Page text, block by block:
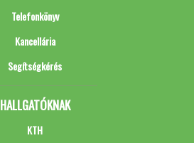
Telefonkönyv
Kancellária
Segítségkérés
HALLGATÓKNAK
KTH